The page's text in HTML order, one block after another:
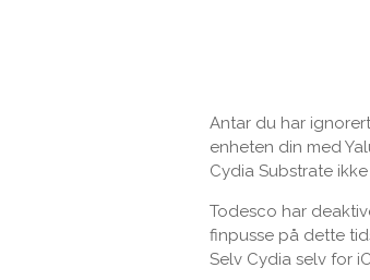
Antar du har
enheten din med
Cydia Substrate
Todesco har
finpusse på dette
Selv Cydia selv for